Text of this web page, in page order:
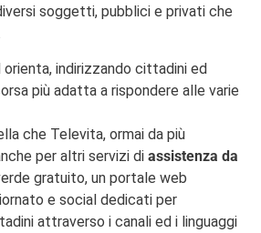
soggetti, pubblici e privati che
indirizzando cittadini ed
più adatta a rispondere alle varie
che Televita, ormai da più
per altri servizi di assistenza da
gratuito, un portale web
e social dedicati per
attraverso i canali ed i linguaggi